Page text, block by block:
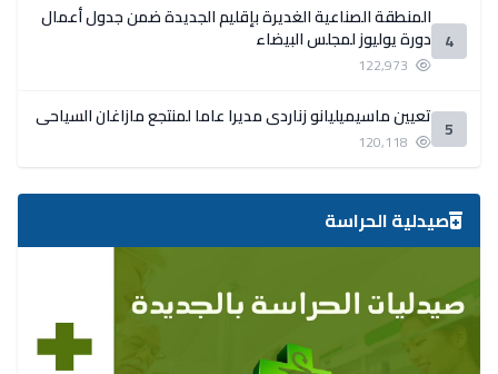
4
المنطقة الصناعية الغديرة بإقليم الجديدة ضمن جدول أعمال
دورة يوليوز لمجلس البيضاء
5 تعيين ماسيميليانو زناردي مديرا عاما لمنتجع مازاغان السياحي
صيدلية الحراسة